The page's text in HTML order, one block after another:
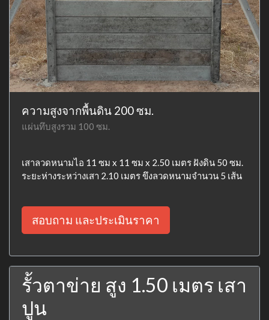
ความสูงจากพื้นดิน 200 ซม.
แผ่นทึบสูงรวม 100 ซม.
เสาลวดหนามไอ 11 ซม x 11 ซม x 2.50 เมตร ฝังดิน 50 ซม.
ระยะห่างระหว่างเสา 2.10 เมตร ขึงลวดหนามจำนวน 5 เส้น
สอบถาม และประเมินราคา
รั้วตาข่าย สูง 1.50 เมตร เสา
ปูน